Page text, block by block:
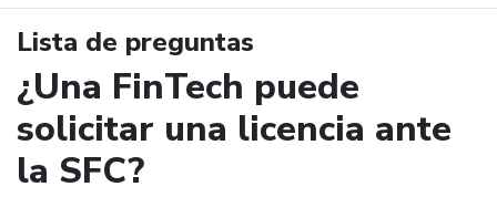
Lista de preguntas
¿Una FinTech puede
solicitar una licencia ante
la SFC?